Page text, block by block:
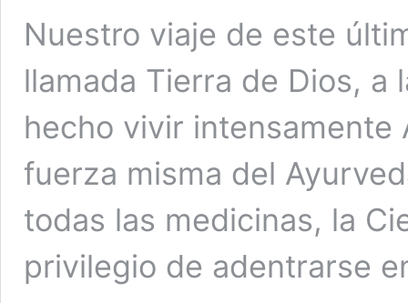
Nuestro viaje de este
llamada Tierra de Dios, a
hecho vivir intensamente
fuerza misma del
todas las medicinas, la
privilegio de adentrarse